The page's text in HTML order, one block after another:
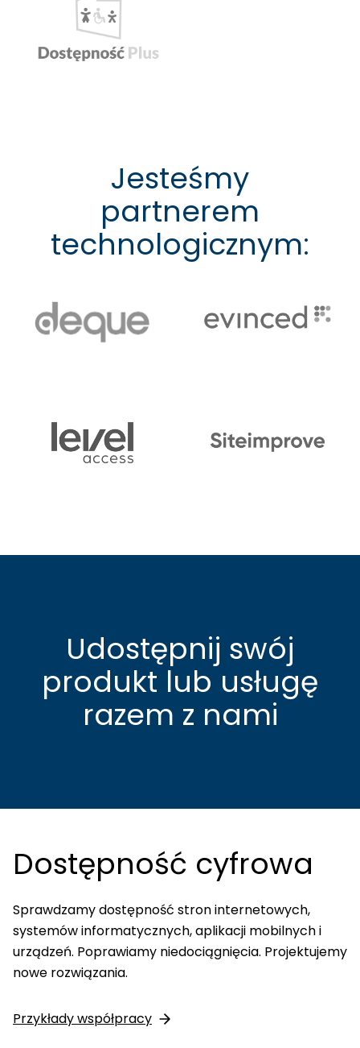
Jesteśmy
partnerem
technologicznym:
Udostępnij swój
produkt lub usługę
razem z nami
Dostępność cyfrowa
Sprawdzamy dostępność stron internetowych,
systemów informatycznych, aplikacji mobilnych i
urządzeń. Poprawiamy niedociągnięcia. Projektujemy
nowe rozwiązania.
Przykłady współpracy